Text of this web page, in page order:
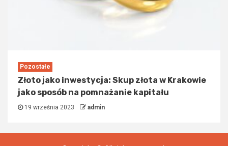
Pozostałe
Złoto jako inwestycja: Skup złota w Krakowie
jako sposób na pomnażanie kapitału
19 września 2023 admin